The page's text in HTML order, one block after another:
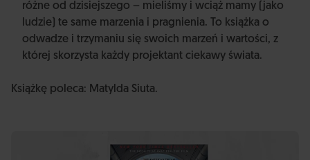
różne od dzisiejszego – mieliśmy i wciąż mamy (jako
ludzie) te same marzenia i pragnienia. To książka o
odwadze i trzymaniu się swoich marzeń i wartości, z
której skorzysta każdy projektant ciekawy świata.
Książkę poleca: Matylda Siuta.